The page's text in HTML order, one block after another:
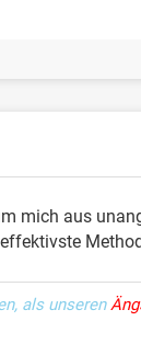
mich aus
als unseren